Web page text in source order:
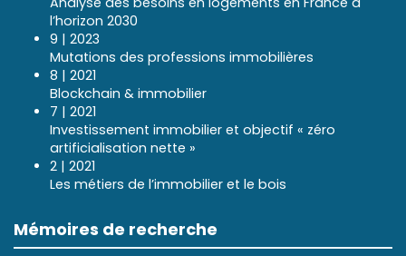
l’horizon 2030
9 | 2023
Mutations des professions immobilières
8 | 2021
Blockchain & immobilier
7 | 2021
Investissement immobilier et objectif « zéro
artificialisation nette »
2 | 2021
Les métiers de l’immobilier et le bois
Mémoires de recherche